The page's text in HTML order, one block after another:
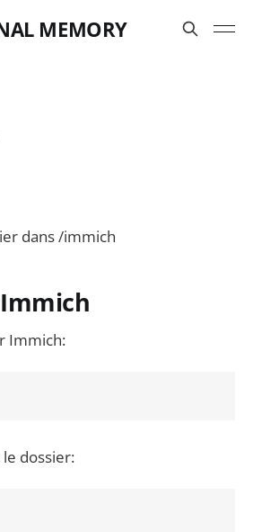
MEMORY
dans /immich
Immich:
dossier: